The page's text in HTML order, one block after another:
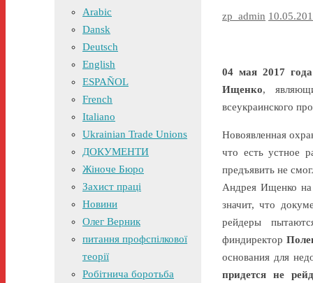
zp_admin
04 мая 2017
Ищенко,
всеукраинского
Новоявленная
что есть устное
предъявить не
Андрея Ищенко на
значит, что
рейдеры
финдиректор
основания для
придется не
Arabic
Dansk
Deutsch
English
ESPAÑOL
French
Italiano
Ukrainian Trade Unions
ДОКУМЕНТИ
Жіноче Бюро
Захист праці
Новини
Олег Верник
питання профспілкової
теорії
Робітнича боротьба